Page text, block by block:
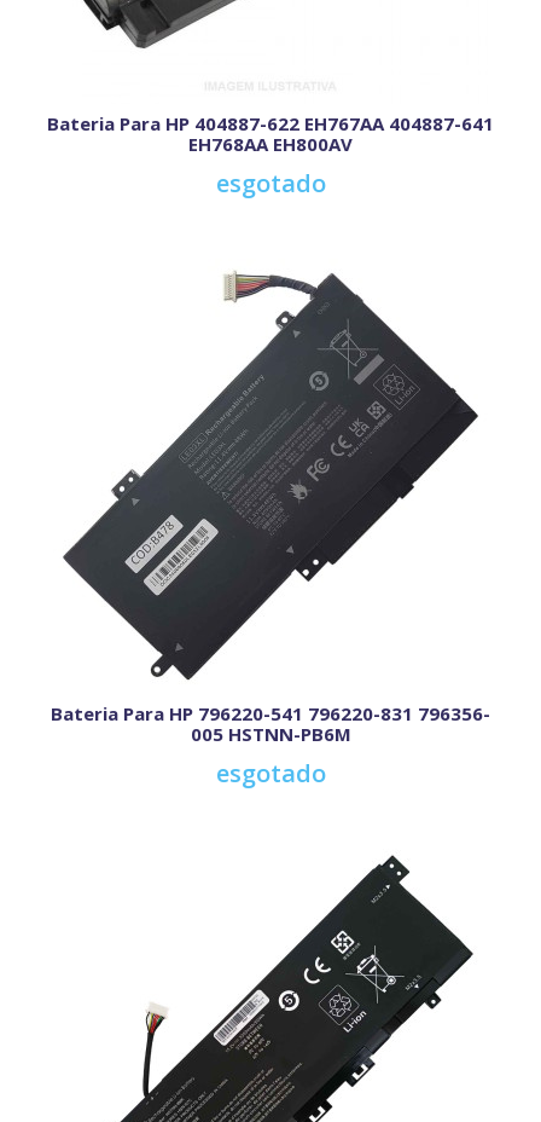
Bateria Para HP 404887-622 EH767AA 404887-641
EH768AA EH800AV
esgotado
Bateria Para HP 796220-541 796220-831 796356-
005 HSTNN-PB6M
esgotado